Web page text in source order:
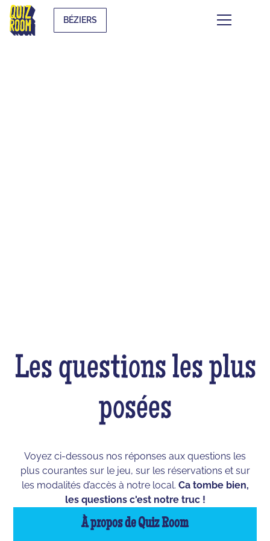
BÉZIERS
Les questions les plus
posées
Voyez ci-dessous nos réponses aux questions les
plus courantes sur le jeu, sur les réservations et sur
les modalités d’accès à notre local. Ca tombe bien,
les questions c'est notre truc !
À propos de Quiz Room